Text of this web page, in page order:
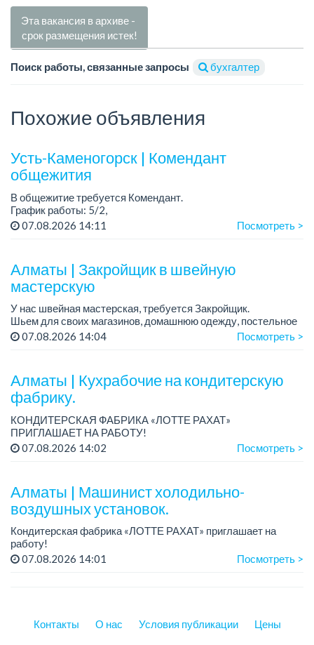
Эта вакансия в архиве -
срок размещения истек!
Поиск работы, связанные запросы бухгалтер
Похожие объявления
Усть-Каменогорск | Комендант
общежития
В общежитие требуется Комендант.
График работы: 5/2,
Рабочее время: с 08:00 до 17:00
Ответственная и аккуратная
...
07.08.2026 14:11 Посмотреть >
Алматы | Закройщик в швейную
мастерскую
У нас швейная мастерская, требуется Закройщик.
Шьем для своих магазинов, домашнюю одежду, постельное
белье, скатерти.
07.08.2026 14:04 Посмотреть >
Алматы | Кухрабочие на кондитерскую
фабрику.
КОНДИТЕРСКАЯ ФАБРИКА «ЛОТТЕ РАХАТ»
ПРИГЛАШАЕТ НА РАБОТУ!
Зарплата: от 120 000 до 180 000 тенге.
07.08.2026 14:02 Посмотреть >
Алматы | Машинист холодильно-
воздушных установок.
Кондитерская фабрика «ЛОТТЕ РАХАТ» приглашает на
работу!
Зарплата: от 293 099 до 390 328 тенге.
07.08.2026 14:01 Посмотреть >
Контакты О нас Условия публикации Цены